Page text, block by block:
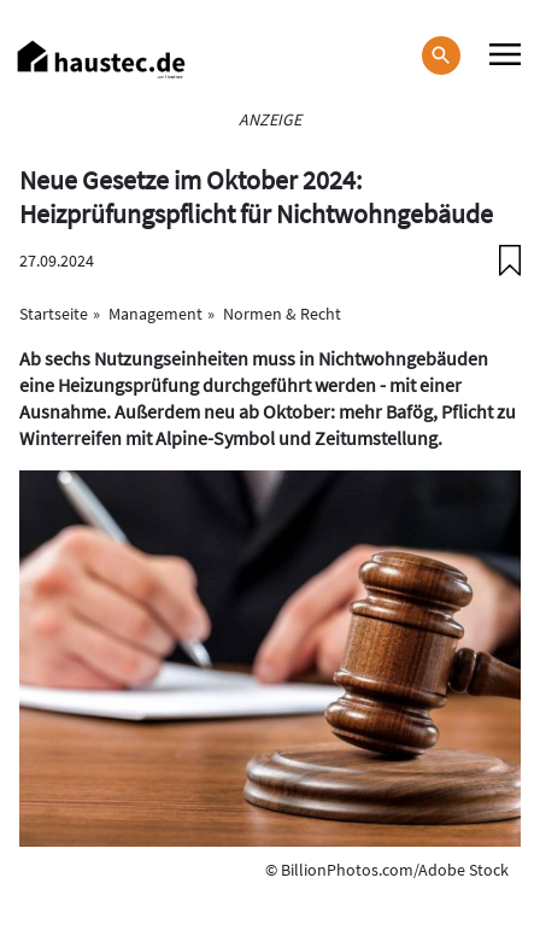
zum
Inhalt
ANZEIGE
Neue Gesetze im Oktober 2024:
Heizprüfungspflicht für Nichtwohngebäude
27.09.2024
Startseite Management Normen & Recht
Ab sechs Nutzungseinheiten muss in Nichtwohngebäuden
eine Heizungsprüfung durchgeführt werden - mit einer
Ausnahme. Außerdem neu ab Oktober: mehr Bafög, Pflicht zu
Winterreifen mit Alpine-Symbol und Zeitumstellung.
© BillionPhotos.com/Adobe Stock